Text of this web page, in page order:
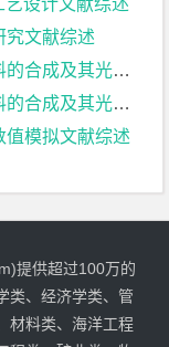
设计文献综述
究文献综述
化性能研究文献综述
化性能研究文献综述
值模拟文献综述
提供超过100万的
类、经济学类、管
材料类、海洋工程